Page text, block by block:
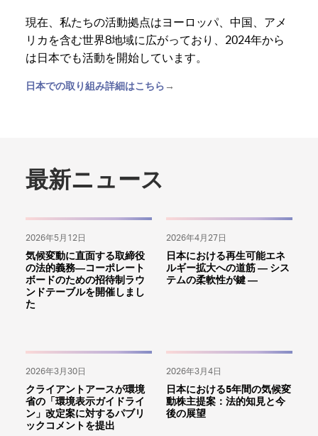
現在、私たちの活動拠点はヨーロッパ、中国、アメ
リカを含む世界8地域に広がっており、2024年から
は日本でも活動を開始しています。
日本での取り組み詳細はこちら →
最新ニュース
2026年5月12日
気候変動に直面する取締役
の法的義務―コーポレート
ボードのための招待制ラウ
ンドテーブルを開催しまし
た
2026年4月27日
日本における再生可能エネ
ルギー拡大への道筋 ― シス
テムの柔軟性が鍵 ―
2026年3月30日
クライアントアースが環境
省の「環境表示ガイドライ
ン」改定案に対するパブリ
ックコメントを提出
2026年3月4日
日本における5年間の気候変
動株主提案：法的知見と今
後の展望